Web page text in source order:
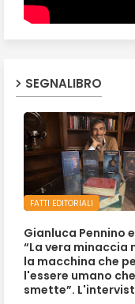
SEGNALIBRO
FATTI EDITORIALI
Gianluca Pennino e
“La vera minaccia
la macchina che
l'essere umano che
smette”.